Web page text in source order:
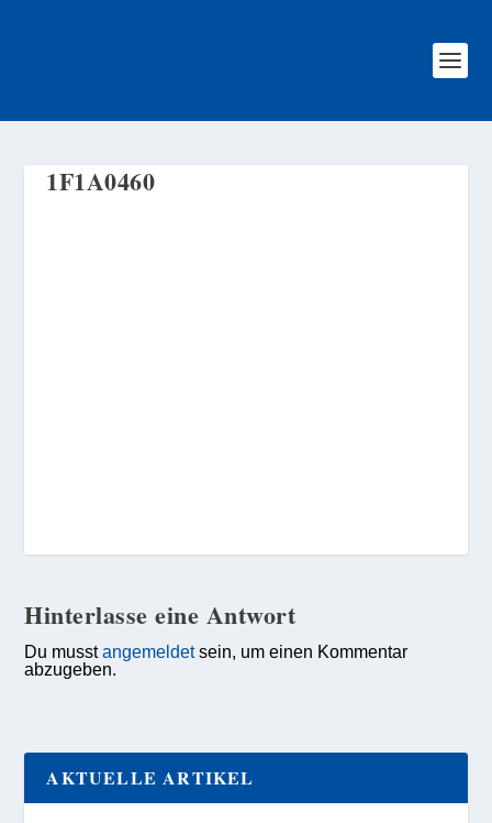
1F1A0460
Hinterlasse eine Antwort
Du musstangemeldetsein, um einen Kommentar
abzugeben.
AKTUELLE ARTIKEL